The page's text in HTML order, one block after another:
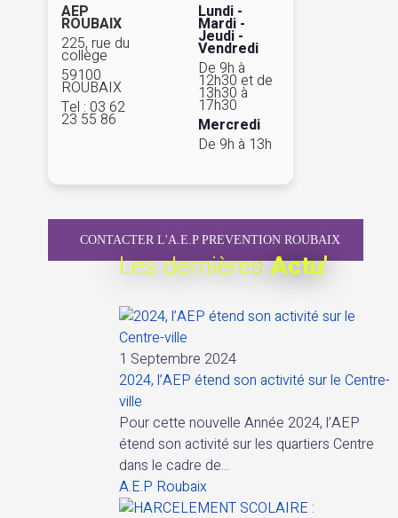
AEP
ROUBAIX
225, rue du
collège
59100
ROUBAIX
Tel : 03 62
23 55 86
Lundi -
Mardi -
Jeudi -
Vendredi
De 9h à
12h30 et de
13h30 à
17h30
Mercredi
De 9h à 13h
CONTACTER L'A.E.P PREVENTION ROUBAIX
Les dernièresActu'
1 Septembre 2024
2024, l’AEP étend son activité sur le Centre-
ville
Pour cette nouvelle Année 2024, l’AEP
étend son activité sur les quartiers Centre
dans le cadre de...
A.E.P Roubaix